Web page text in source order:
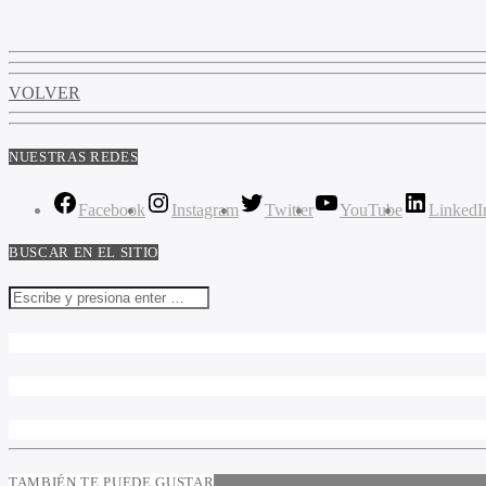
VOLVER
NUESTRAS REDES
Facebook Instagram Twitter YouTube
BUSCAR EN EL SITIO
TAMBIÉN TE PUEDE GUSTAR